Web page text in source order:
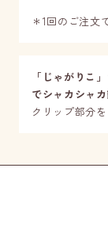
＊1回のご注文
「じゃがりこ
でシャカシャ
クリップ部分